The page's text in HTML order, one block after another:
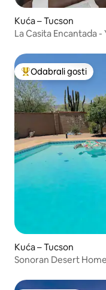
Kuća – Tucson
La Casita Encantada
Među najviše
Odabrali gosti
Kuća – Tucson
Sonoran Desert Home